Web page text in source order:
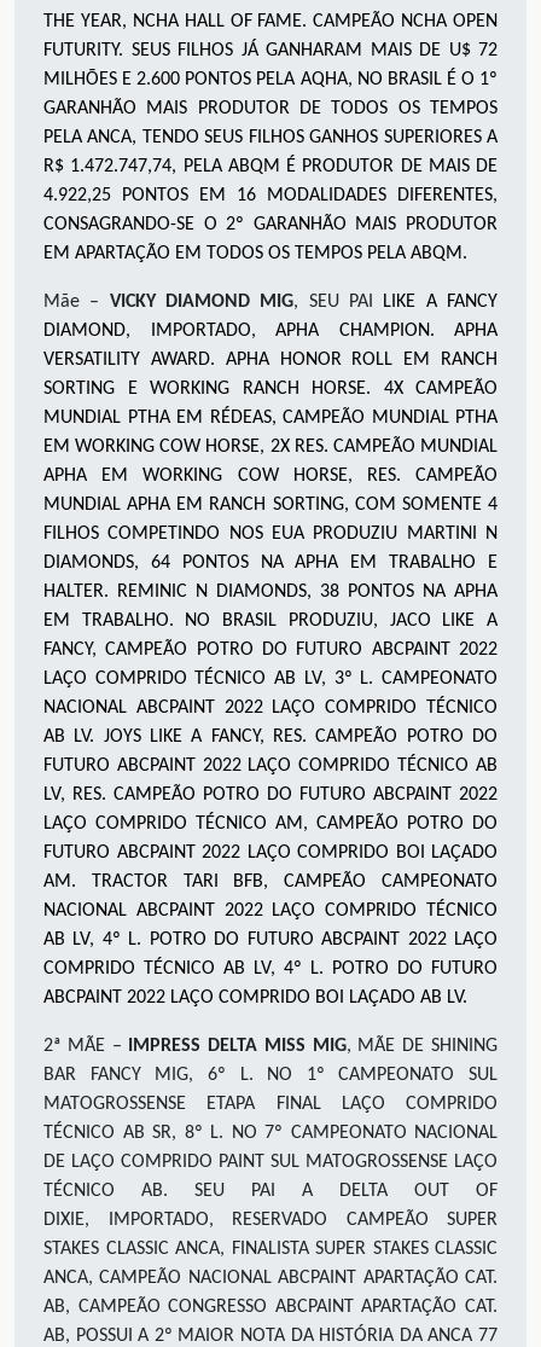
THE YEAR, NCHA HALL OF FAME. CAMPEÃO NCHA OPEN
FUTURITY. SEUS FILHOS JÁ GANHARAM MAIS DE U$ 72
MILHÕES E 2.600 PONTOS PELA AQHA, NO BRASIL É O 1º
GARANHÃO MAIS PRODUTOR DE TODOS OS TEMPOS
PELA ANCA, TENDO SEUS FILHOS GANHOS SUPERIORES A
R$ 1.472.747,74, PELA ABQM É PRODUTOR DE MAIS DE
4.922,25 PONTOS EM 16 MODALIDADES DIFERENTES,
CONSAGRANDO-SE O 2º GARANHÃO MAIS PRODUTOR
EM APARTAÇÃO EM TODOS OS TEMPOS PELA ABQM.
Mãe – VICKY DIAMOND MIG, SEU PAI
LIKE A FANCY
DIAMOND,
IMPORTADO, APHA CHAMPION. APHA
VERSATILITY AWARD. APHA HONOR ROLL EM RANCH
SORTING E WORKING RANCH HORSE. 4X CAMPEÃO
MUNDIAL PTHA EM RÉDEAS, CAMPEÃO MUNDIAL PTHA
EM WORKING COW HORSE, 2X RES. CAMPEÃO MUNDIAL
APHA EM WORKING COW HORSE, RES. CAMPEÃO
MUNDIAL APHA EM RANCH SORTING, COM SOMENTE 4
FILHOS COMPETINDO NOS EUA PRODUZIU MARTINI N
DIAMONDS, 64 PONTOS NA APHA EM TRABALHO E
HALTER. REMINIC N DIAMONDS, 38 PONTOS NA APHA
EM TRABALHO. NO BRASIL PRODUZIU, JACO LIKE A
FANCY, CAMPEÃO POTRO DO FUTURO ABCPAINT 2022
LAÇO COMPRIDO TÉCNICO AB LV, 3º L. CAMPEONATO
NACIONAL ABCPAINT 2022 LAÇO COMPRIDO TÉCNICO
AB LV. JOYS LIKE A FANCY, RES. CAMPEÃO POTRO DO
FUTURO ABCPAINT 2022 LAÇO COMPRIDO TÉCNICO AB
LV, RES. CAMPEÃO POTRO DO FUTURO ABCPAINT 2022
LAÇO COMPRIDO TÉCNICO AM, CAMPEÃO POTRO DO
FUTURO ABCPAINT 2022 LAÇO COMPRIDO BOI LAÇADO
AM. TRACTOR TARI BFB, CAMPEÃO CAMPEONATO
NACIONAL ABCPAINT 2022 LAÇO COMPRIDO TÉCNICO
AB LV, 4º L. POTRO DO FUTURO ABCPAINT 2022 LAÇO
COMPRIDO TÉCNICO AB LV, 4º L. POTRO DO FUTURO
ABCPAINT 2022 LAÇO COMPRIDO BOI LAÇADO AB LV.
2ª MÃE – IMPRESS DELTA MISS MIG, MÃE DE SHINING
BAR FANCY MIG, 6º L. NO 1º CAMPEONATO SUL
MATOGROSSENSE ETAPA FINAL LAÇO COMPRIDO
TÉCNICO AB SR, 8º L. NO 7º CAMPEONATO NACIONAL
DE LAÇO COMPRIDO PAINT SUL MATOGROSSENSE LAÇO
TÉCNICO AB. SEU PAI A DELTA OUT OF
DIXIE,
IMPORTADO, RESERVADO CAMPEÃO SUPER
STAKES CLASSIC ANCA, FINALISTA SUPER STAKES CLASSIC
ANCA, CAMPEÃO NACIONAL ABCPAINT APARTAÇÃO CAT.
AB, CAMPEÃO CONGRESSO ABCPAINT APARTAÇÃO CAT.
AB, POSSUI A 2º MAIOR NOTA DA HISTÓRIA DA ANCA 77